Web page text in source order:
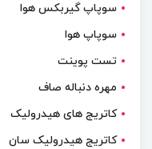
سوپاپ گیربکس هوا
سوپاپ هوا
تست پوینت
مهره دنباله صاف
کاتریج های هیدرولیک
کاتریج هیدرولیک سان